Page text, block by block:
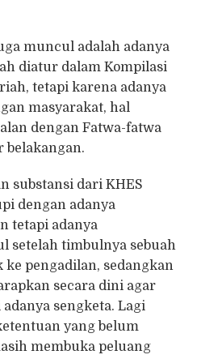
muncul adalah adanya
diatur dalam Kompilasi
tetapi karena adanya
masyarakat, hal
dengan Fatwa-fatwa
belakangan.
substansi dari KHES
dengan adanya
tetapi adanya
setelah timbulnya sebuah
ke pengadilan, sedangkan
secara dini agar
sengketa. Lagi
yang belum
membuka peluang